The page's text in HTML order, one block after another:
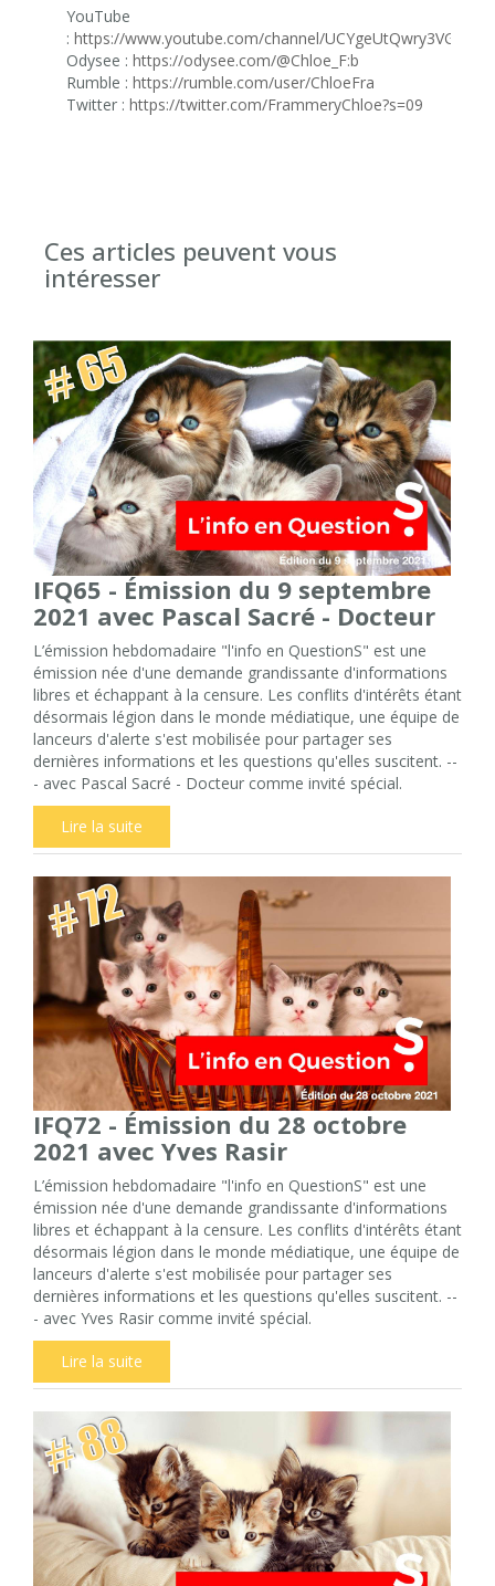
YouTube
: https://www.youtube.com/channel/
Odysee : https://odysee.com/@Chloe_F:b
Rumble : https://rumble.com/user/ChloeFra
Twitter : https://twitter.com/FrammeryChloe?s=09
Ces articles peuvent vous
intéresser
IFQ65 - Émission du 9 septembre
2021 avec Pascal Sacré - Docteur
L’émission hebdomadaire "l'info en QuestionS" est une
émission née d'une demande grandissante d'informations
libres et échappant à la censure. Les conflits d'intérêts étant
désormais légion dans le monde médiatique, une équipe de
lanceurs d'alerte s'est mobilisée pour partager ses
dernières informations et les questions qu'elles suscitent. --
- avec Pascal Sacré - Docteur comme invité spécial.
Lire la suite
IFQ72 - Émission du 28 octobre
2021 avec Yves Rasir
L’émission hebdomadaire "l'info en QuestionS" est une
émission née d'une demande grandissante d'informations
libres et échappant à la censure. Les conflits d'intérêts étant
désormais légion dans le monde médiatique, une équipe de
lanceurs d'alerte s'est mobilisée pour partager ses
dernières informations et les questions qu'elles suscitent. --
- avec Yves Rasir comme invité spécial.
Lire la suite